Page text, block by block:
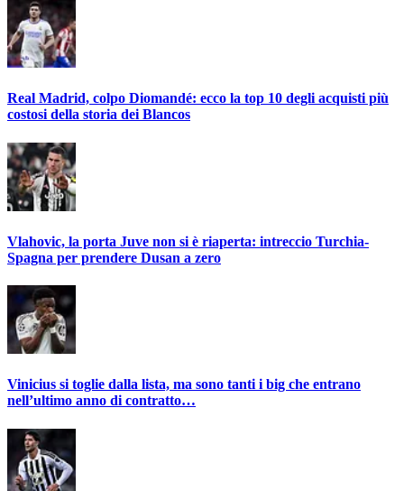
Real Madrid, colpo Diomandé: ecco la top 10 degli acquisti più
costosi della storia dei Blancos
Vlahovic, la porta Juve non si è riaperta: intreccio Turchia-
Spagna per prendere Dusan a zero
Vinicius si toglie dalla lista, ma sono tanti i big che entrano
nell’ultimo anno di contratto…